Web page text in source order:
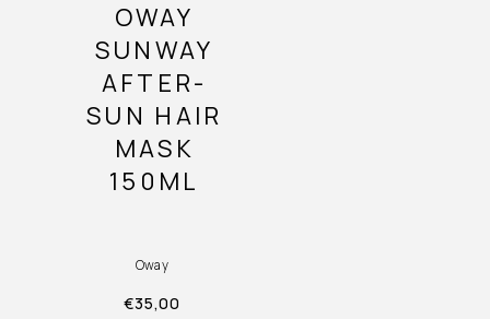
OWAY
SUNWAY
AFTER-
SUN HAIR
MASK
150ML
Oway
€35,00